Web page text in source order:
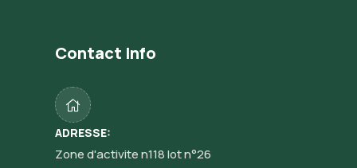
Contact Info
ADRESSE:
Zone d'activite n118 lot n°26